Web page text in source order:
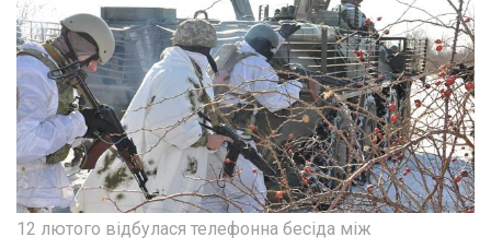
12 лютого відбулася телефонна бесіда між